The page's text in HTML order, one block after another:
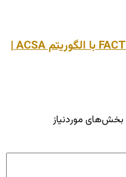
بهینه‌ سازی چندهدفه ادوات FACTS با الگوریتم ACSA |
بخش‌های موردنیاز